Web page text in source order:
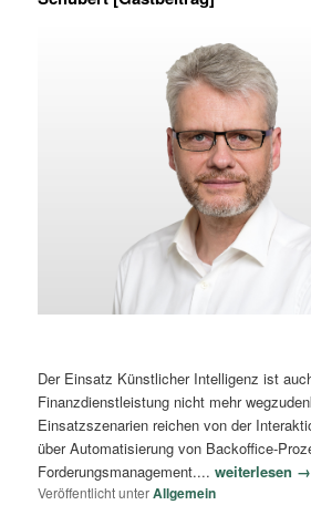
Der Einsatz Künstlicher Intelligenz ist
Finanzdienstleistung nicht mehr
Einsatzszenarien reichen von der
über Automatisierung von Backoffice-
Forderungsmanagement....weiterlesen →
Veröffentlicht unterAllgemein